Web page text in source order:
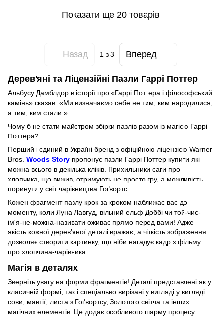
Показати ще 20 товарів
Назад 1 з 3 Вперед
Дерев'яні та Ліцензійні Пазли Гаррі Поттер
Альбусу Дамблдор в історії про «Гаррі Поттера і філософський
камінь» сказав: «Ми визначаємо себе не тим, ким народилися,
а тим, ким стали.»
Чому б не стати майстром збірки пазлів разом із магією Гаррі
Поттера?
Перший і єдиний в Україні бренд з офіційною ліцензією Warner
Bros. Woods Story пропонує пазли Гаррі Поттер купити які
можна всього в декілька кліків. Прихильники саги про
хлопчика, що вижив, отримують не просто гру, а можливість
поринути у світ чарівництва Гоґвортс.
Кожен фрагмент пазлу крок за кроком наближає вас до
моменту, коли Луна Лавгуд, вільний ельф Доббі чи той-чиє-
ім'я-не-можна-називати оживає прямо перед вами! Адже
якість кожної дерев’яної деталі вражає, а чіткість зображення
дозволяє створити картинку, що ніби нагадує кадр з фільму
про хлопчина-чарівника.
Магія в деталях
Зверніть увагу на форми фрагментів! Деталі представлені як у
класичній формі, так і спеціально вирізані у вигляді у вигляді
сови, мантії, листа з Гоґвортсу, Золотого снітча та інших
магічних елементів. Це додає особливого шарму процесу